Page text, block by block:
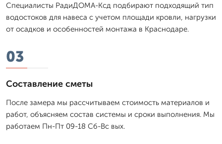
Специалисты РадиДОМА-Ксд подбирают подходящий тип
водостоков для навеса с учетом площади кровли, нагрузки
от осадков и особенностей монтажа в Краснодаре.
03
Составление сметы
После замера мы рассчитываем стоимость материалов и
работ, объясняем состав системы и сроки выполнения. Мы
работаем Пн-Пт 09-18 Сб-Вс вых.